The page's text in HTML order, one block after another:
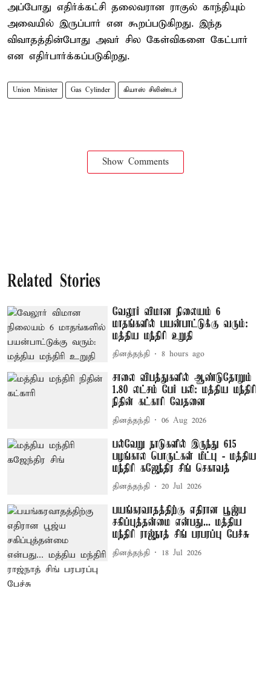
அப்போது எதிர்க்கட்சி தலைவரான ராகுல் காந்தியும்
அவையில் இருப்பார் என கூறப்படுகிறது. இந்த
விவாதத்தின்போது அவர் சில கேள்விகளை கேட்பார்
என எதிர்பார்க்கப்படுகிறது.
Union Minister Gas Cylinder கியாஸ் சிலிண்டர்
Show Comments
Related Stories
வேலூர் விமான நிலையம் 6
மாதங்களில் பயன்பாட்டுக்கு வரும்:
மத்திய மந்திரி உறுதி
தினத்தந்தி 8 hours ago
சாலை விபத்துகளில் ஆண்டுதோறும்
1.80 லட்சம் பேர் பலி: மத்திய மந்திரி
நிதின் கட்காரி வேதனை
தினத்தந்தி 06 Aug 2026
பல்வேறு நாடுகளில் இருந்து 615
பழங்கால பொருட்கள் மீட்பு - மத்திய
மந்திரி கஜேந்திர சிங் செகாவத்
தினத்தந்தி 20 Jul 2026
பயங்கரவாதத்திற்கு எதிரான பூஜ்ய
சகிப்புத்தன்மை என்பது... மத்திய
மந்திரி ராஜ்நாத் சிங் பரபரப்பு பேச்சு
தினத்தந்தி 18 Jul 2026